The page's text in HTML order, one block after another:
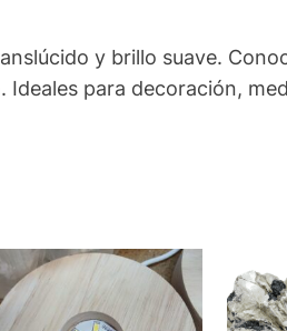
y brillo suave.
para decoración,